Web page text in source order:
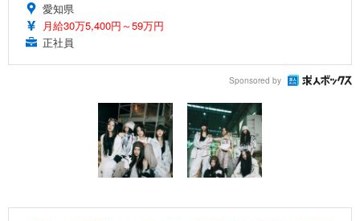
愛知県
月給30万5,400円～59万円
正社員
Sponsored by